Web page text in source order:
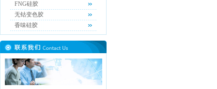
FNG硅胶
无钴变色胶
香味硅胶